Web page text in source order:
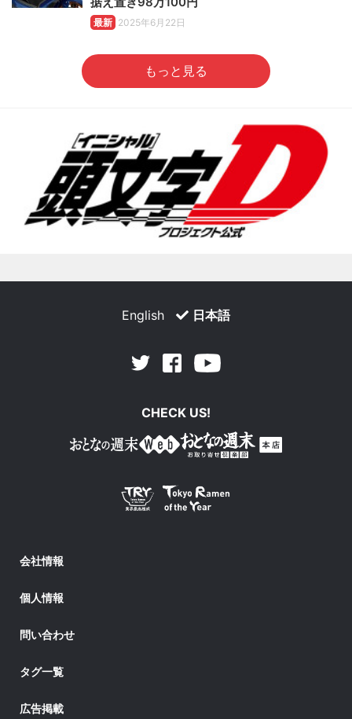
最新 2025年6月22日
もっと見る
English 日本語
Twitter Facebook
CHECK US!
会社情報
個人情報
問い合わせ
タグ一覧
広告掲載